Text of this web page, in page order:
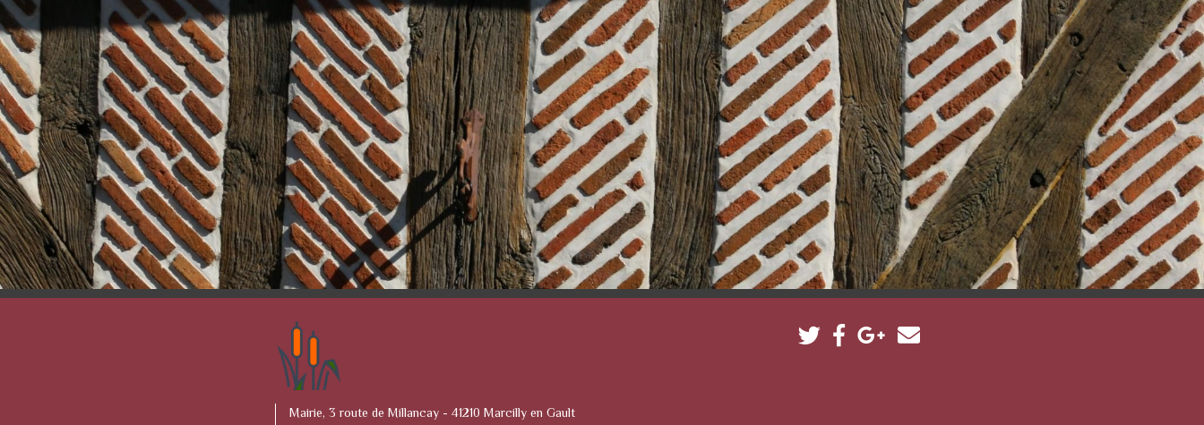
Mairie, 3 route de Millancay - 41210 Marcilly en Gault